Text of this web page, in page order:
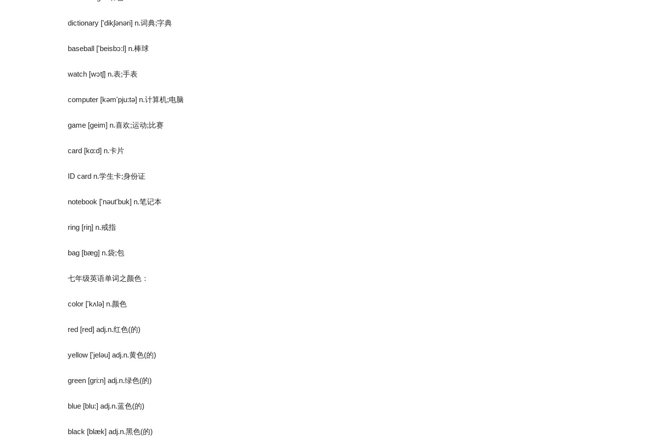
dictionary ['dikʃənəri] n.词典;字典
baseball ['beisbɔ:l] n.棒球
watch [wɔtʃ] n.表;手表
computer [kəm'pju:tə] n.计算机;电脑
game [geim] n.喜欢;运动;比赛
card [kɑ:d] n.卡片
ID card n.学生卡;身份证
notebook ['nəut'buk] n.笔记本
ring [riŋ] n.戒指
bag [bæg] n.袋;包
七年级英语单词之颜色：
color ['kʌlə] n.颜色
red [red] adj.n.红色(的)
yellow ['jeləu] adj.n.黄色(的)
green [gri:n] adj.n.绿色(的)
blue [blu:] adj.n.蓝色(的)
black [blæk] adj.n.黑色(的)